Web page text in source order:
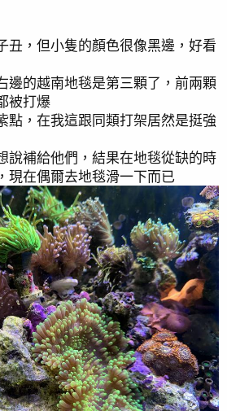
丑，但小隻的顏色很像黑邊，好看
邊的越南地毯是第三顆了，前兩顆
被打爆
點，在我這跟同類打架居然是挺強
說補給他們，結果在地毯從缺的時
現在偶爾去地毯滑一下而已